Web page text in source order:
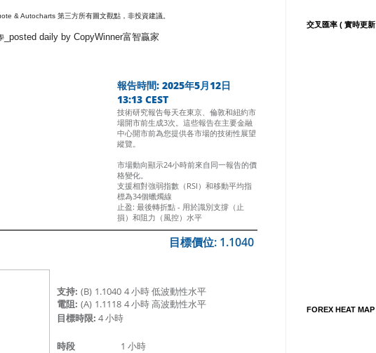
第三方所有圖文觀點，非投資建議。
_posted daily by CopyWinner富智贏家
報告時間: 2025年5月12日
13:13 CEST
技術研究報告每天在東京、倫敦和紐約市
場開市前生成3次。 這些報告在主要金融
中心開市前為您提供各市場的技術性展望
縱覽。
市場動向顯示24小時前來自同一報告的價
格變化。
支援相對強弱指數（RSI）和移動平均指
標為34個蠟燭線
止盈: 最後轉折點 - 用於識別支撐（止
損）和阻力（風控）水平
目標價位: 1.1040
支持: (B) 1.1040 4 小時 低波動性水平
電阻: (A) 1.1118 4 小時 高波動性水平
目標時限: 4 小時
時段
1 小時
交叉匯率 ( 實時更新
FOREX HEAT